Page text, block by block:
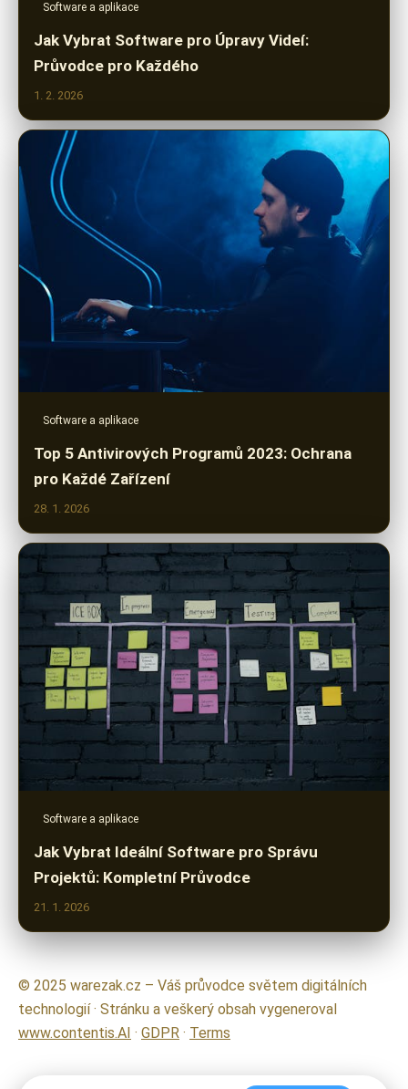
Software a aplikace
Jak Vybrat Software pro Úpravy Videí:
Průvodce pro Každého
1. 2. 2026
Software a aplikace
Top 5 Antivirových Programů 2023: Ochrana
pro Každé Zařízení
28. 1. 2026
Software a aplikace
Jak Vybrat Ideální Software pro Správu
Projektů: Kompletní Průvodce
21. 1. 2026
© 2025 warezak.cz – Váš průvodce světem digitálních
technologií · Stránku a veškerý obsah vygeneroval
www.contentis.AI · GDPR · Terms